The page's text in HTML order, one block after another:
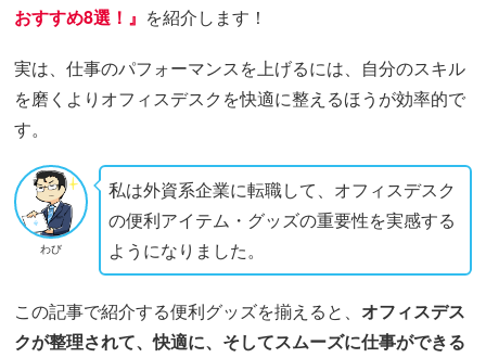
おすすめ8選！』 を紹介します！
実は、仕事のパフォーマンスを上げるには、自分のスキル
を磨くよりオフィスデスクを快適に整えるほうが効率的で
す。
わび
私は外資系企業に転職して、オフィスデスク
の便利アイテム・グッズの重要性を実感する
ようになりました。
この記事で紹介する便利グッズを揃えると、 オフィスデス
クが整理されて、快適に、そしてスムーズに仕事ができる